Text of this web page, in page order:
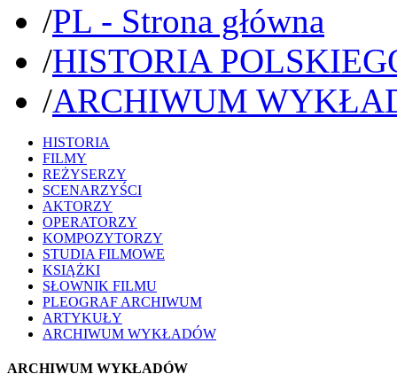
/PL - Strona główna
/HISTORIA
/ARCHIWUM
HISTORIA
FILMY
REŻYSERZY
SCENARZYŚCI
AKTORZY
OPERATORZY
KOMPOZYTORZY
STUDIA FILMOWE
KSIĄŻKI
SŁOWNIK FILMU
PLEOGRAF ARCHIWUM
ARTYKUŁY
ARCHIWUM WYKŁADÓW
ARCHIWUM WYKŁADÓW